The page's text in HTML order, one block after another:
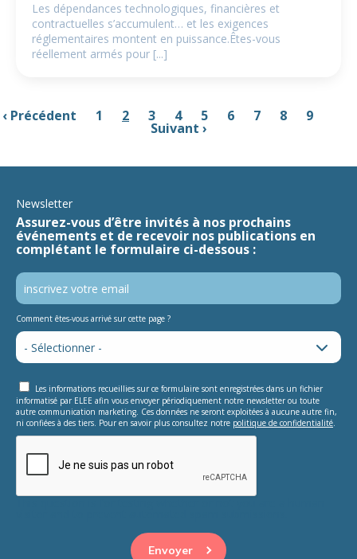
Les dépendances technologiques, financières et
contractuelles s’accumulent… et les exigences
réglementaires montent en puissance.Êtes-vous
réellement armés pour [...]
‹ Précédent 1 2 3 4 5 6 7 8 9
Suivant ›
Newsletter
Assurez-vous d’être invités à nos prochains
événements et de recevoir nos publications en
complétant le formulaire ci-dessous :
Comment êtes-vous arrivé sur cette page ?
Les informations recueillies sur ce formulaire sont enregistrées dans un fichier
informatisé par ELEE afin vous envoyer périodiquement notre newsletter ou toute
autre communication marketing. Ces données ne seront exploitées à aucune autre fin,
ni confiées à des tiers. Pour en savoir plus consultez notre politique de confidentialité.